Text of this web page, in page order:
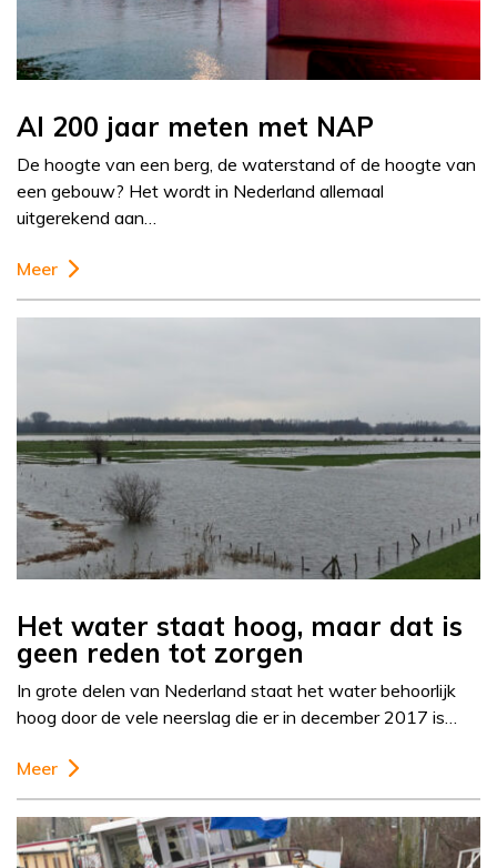
Al 200 jaar meten met NAP
De hoogte van een berg, de waterstand of de hoogte van
een gebouw? Het wordt in Nederland allemaal
uitgerekend aan…
Meer
Het water staat hoog, maar dat is
geen reden tot zorgen
In grote delen van Nederland staat het water behoorlijk
hoog door de vele neerslag die er in december 2017 is…
Meer